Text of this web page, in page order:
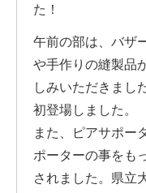
た！
午前の部は、バザ
や手作りの縫製品
しみいただきまし
初登場しました。
また、ピアサポー
ポーターの事をも
されました。県立